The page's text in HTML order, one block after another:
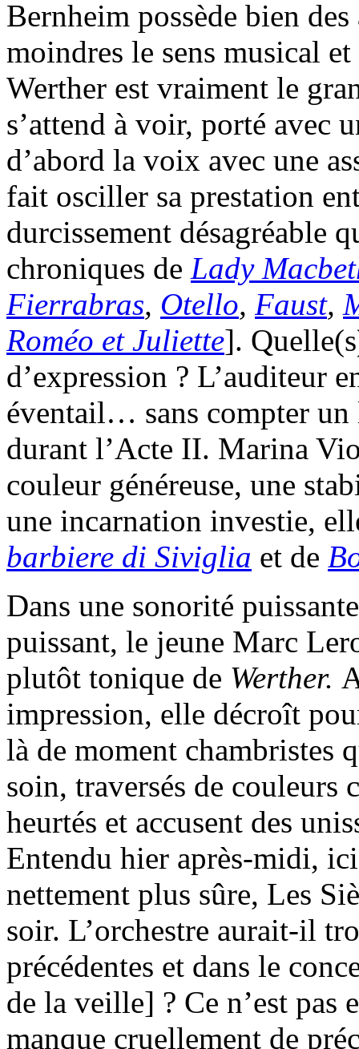
Bernheim possède bien
moindres le sens musical
Werther est vraiment le
s’attend à voir, porté avec
d’abord la voix avec une
fait osciller sa prestation
durcissement désagréable
chroniques de Lady
Fierrabras, Otello, Faust,
Roméo et Juliette].
d’expression ? L’auditeur
éventail… sans compter un
durant l’Acte II. Marina
couleur généreuse, une
une incarnation investie,
barbiere di Siviglia et de
Dans une sonorité
puissant, le jeune Marc
plutôt tonique de Werther.
impression, elle décroît
là de moment chambristes
soin, traversés de couleurs
heurtés et accusent des
Entendu hier après-midi,
nettement plus sûre, Les
soir. L’orchestre aurait-il
précédentes et dans le
de la veille] ? Ce n’est pas
manque cruellement de